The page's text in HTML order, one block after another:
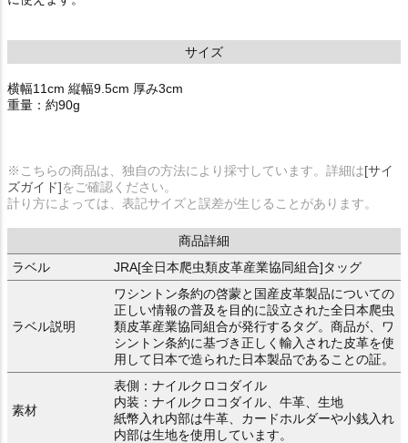
サイズ
横幅11cm 縦幅9.5cm 厚み3cm
重量：約90g
※こちらの商品は、独自の方法により採寸しています。詳細は[サイ
ズガイド]をご確認ください。
計り方によっては、表記サイズと誤差が生じることがあります。
商品詳細
ラベル
JRA[全日本爬虫類皮革産業協同組合]タッグ
ラベル説明
ワシントン条約の啓蒙と国産皮革製品についての
正しい情報の普及を目的に設立された全日本爬虫
類皮革産業協同組合が発行するタグ。商品が、ワ
シントン条約に基づき正しく輸入された皮革を使
用して日本で造られた日本製品であることの証。
素材
表側：ナイルクロコダイル
内装：ナイルクロコダイル、牛革、生地
紙幣入れ内部は牛革、カードホルダーや小銭入れ
内部は生地を使用しています。